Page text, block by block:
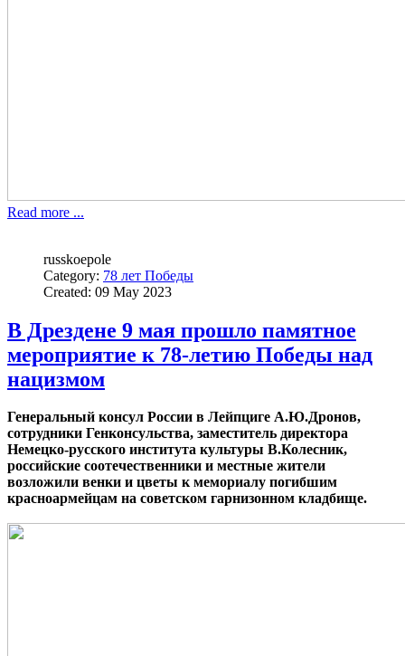
Read more ...
russkoepole
Category: 78 лет Победы
Created: 09 May 2023
В Дрездене 9 мая прошло памятное
мероприятие к 78-летию Победы над
нацизмом
Генеральный консул России в Лейпциге А.Ю.Дронов,
сотрудники Генконсульства, заместитель директора
Немецко-русского института культуры В.Колесник,
российские соотечественники и местные жители
возложили венки и цветы к мемориалу погибшим
красноармейцам на советском гарнизонном кладбище.